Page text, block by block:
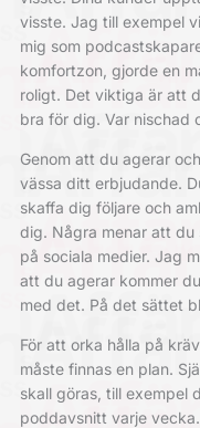
visste. Jag till exempel
mig som
komfortzon, gjorde en
roligt. Det viktiga är att
bra för dig. Var nischad
Genom att du agerar
vässa ditt erbjudande.
skaffa dig följare och
dig. Några menar att
på sociala medier. Jag
att du agerar kommer
med det. På det sättet
För att orka hålla på
måste finnas en plan.
skall göras, till exempel
poddavsnitt varje vecka.